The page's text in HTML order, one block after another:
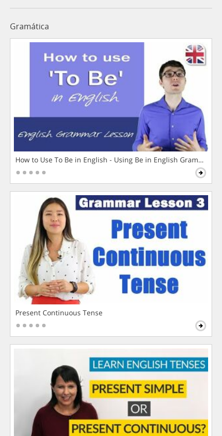
Gramática
How to Use To Be in English - Using Be in English Grammar
Present Continuous Tense